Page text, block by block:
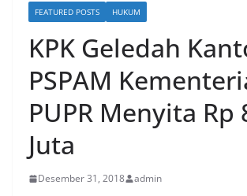
FEATURED POSTS HUKUM
KPK Geledah
PSPAM
PUPR Menyita Rp
Juta
Desember 31, 2018 admin